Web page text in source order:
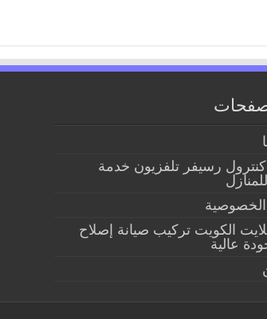
رسيفر تلفزيون خدمة
الكويت تركيب صيانة إصلاح
عالية